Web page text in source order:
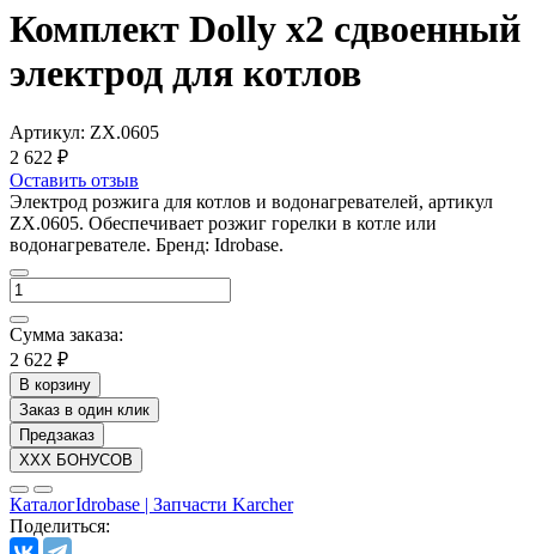
Комплект Dolly x2 сдвоенный
электрод для котлов
Артикул: ZX.0605
2 622 ₽
Оставить отзыв
Электрод розжига для котлов и водонагревателей, артикул
ZX.0605. Обеспечивает розжиг горелки в котле или
водонагревателе. Бренд: Idrobase.
Сумма заказа:
2 622 ₽
В корзину
Заказ в один клик
Предзаказ
XXX БОНУСОВ
КаталогIdrobase | Запчасти Karcher
Поделиться: